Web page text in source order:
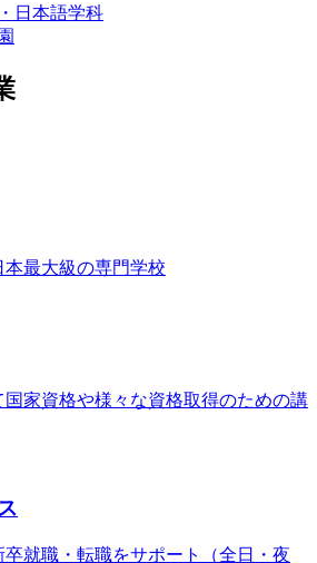
日本語学科
本最大級の専門学校
国家資格や様々な資格取得のための講
就職・転職をサポート（全日・夜